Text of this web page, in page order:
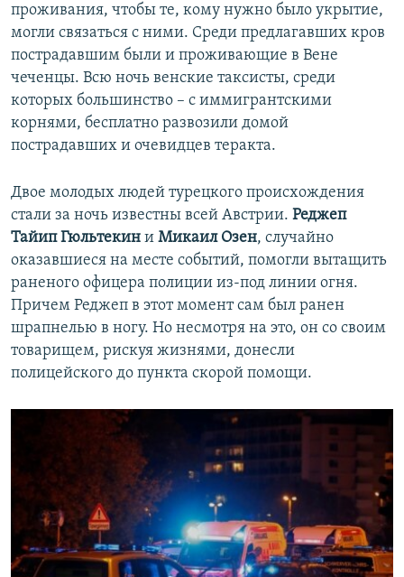
проживания, чтобы те, кому нужно было укрытие,
могли связаться с ними. Среди предлагавших кров
пострадавшим были и проживающие в Вене
чеченцы. Всю ночь венские таксисты, среди
которых большинство – с иммигрантскими
корнями, бесплатно развозили домой
пострадавших и очевидцев теракта.
Двое молодых людей турецкого происхождения
стали за ночь известны всей Австрии. Реджеп
Тайип Гюльтекин и Микаил Озен, случайно
оказавшиеся на месте событий, помогли вытащить
раненого офицера полиции из-под линии огня.
Причем Реджеп в этот момент сам был ранен
шрапнелью в ногу. Но несмотря на это, он со своим
товарищем, рискуя жизнями, донесли
полицейского до пункта скорой помощи.